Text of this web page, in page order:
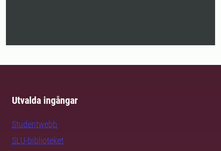
Utvalda ingångar
Studentwebb
SLU-biblioteket